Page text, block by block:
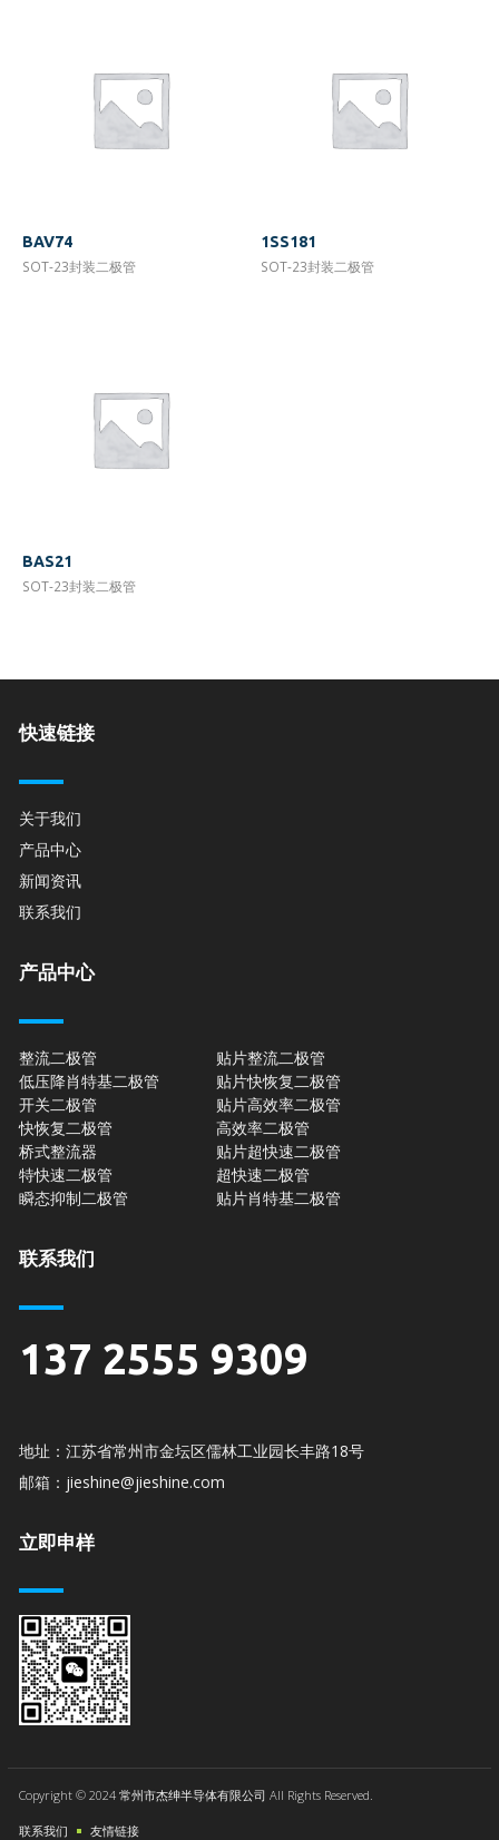
BAV74
SOT-23封装二极管
1SS181
SOT-23封装二极管
BAS21
SOT-23封装二极管
快速链接
关于我们
产品中心
新闻资讯
联系我们
产品中心
整流二极管
低压降肖特基二极管
开关二极管
快恢复二极管
桥式整流器
特快速二极管
瞬态抑制二极管
贴片整流二极管
贴片快恢复二极管
贴片高效率二极管
高效率二极管
贴片超快速二极管
超快速二极管
贴片肖特基二极管
联系我们
137 2555 9309
地址：江苏省常州市金坛区儒林工业园长丰路18号
邮箱：jieshine@jieshine.com
立即申样
Copyright © 2024 常州市杰绅半导体有限公司 All Rights Reserved.
联系我们 友情链接